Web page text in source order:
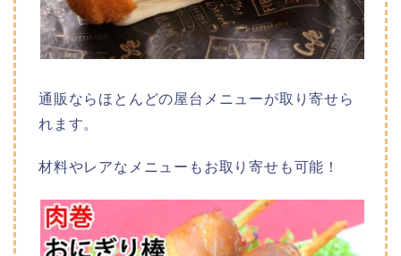
通販ならほとんどの屋台メニューが取り寄せら
れます。
材料やレアなメニューもお取り寄せも可能！